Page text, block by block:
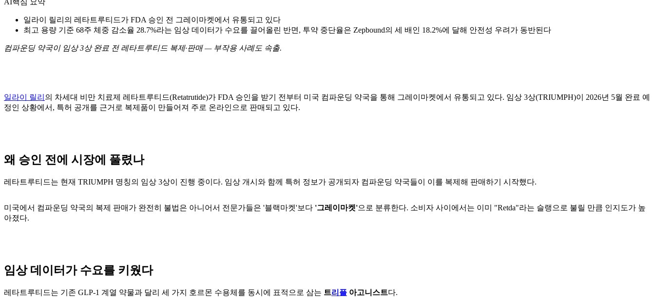
일라이 릴리의 레타트루티드가 FDA 승인 전 그레이마켓에서 유통되고 있다
최고 용량 기준 68주 체중 감소율 28.7%라는 임상 데이터가 수요를 끌어올린 반면, 투약 중단율은 Zepbound의 세 배인 18.2%에 달해 안전성 우려가 동반된다
컴파운딩 약국이 임상 3상 완료 전 레타트루티드 복제·판매 — 부작용 사례도 속출.
일라이 릴리 의 차세대 비만 치료제 레타트루티드(Retatrutide)가 FDA 승인을 받기 전부터 미국 컴파운딩 약국을 통해 그레이마켓에서 유통되고 있다. 임상 3상(TRIUMPH)이 2026년 5월 완료 예
정인 상황에서, 특허 공개를 근거로 복제품이 만들어져 주로 온라인으로 판매되고 있다.
왜 승인 전에 시장에 풀렸나
레타트루티드는 현재 TRIUMPH 명칭의 임상 3상이 진행 중이다. 임상 개시와 함께 특허 정보가 공개되자 컴파운딩 약국들이 이를 복제해 판매하기 시작했다.
미국에서 컴파운딩 약국의 복제 판매가 완전히 불법은 아니어서 전문가들은 '블랙마켓'보다 '그레이마켓'으로 분류한다. 소비자 사이에서는 이미 "Retda"라는 슬랭으로 불릴 만큼 인지도가 높
아졌다.
임상 데이터가 수요를 키웠다
레타트루티드는 기존 GLP-1 계열 약물과 달리 세 가지 호르몬 수용체를 동시에 표적으로 삼는 트리플 아고니스트다.